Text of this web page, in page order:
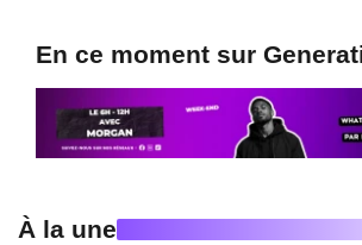
En ce moment sur
À la une